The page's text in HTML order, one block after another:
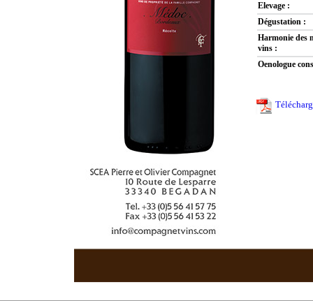
Elevage :
Dégustation :
Harmonie des
vins :
Oenologue